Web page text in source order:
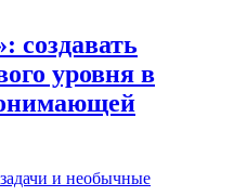
создавать
уровня в